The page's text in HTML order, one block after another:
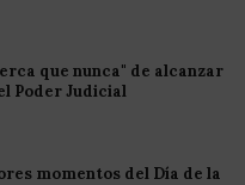
que nunca" de alcanzar
Poder Judicial
momentos del Día de la